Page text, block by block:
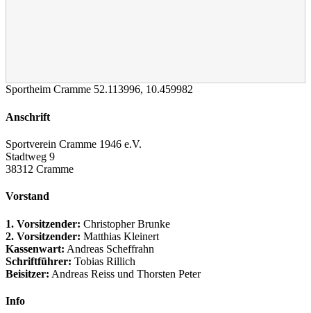
Sportheim Cramme 52.113996, 10.459982
Anschrift
Sportverein Cramme 1946 e.V.
Stadtweg 9
38312 Cramme
Vorstand
1. Vorsitzender: Christopher Brunke
2. Vorsitzender: Matthias Kleinert
Kassenwart: Andreas Scheffrahn
Schriftführer: Tobias Rillich
Beisitzer: Andreas Reiss und Thorsten Peter
Info